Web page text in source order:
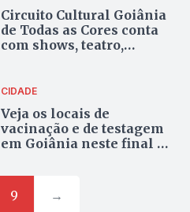
Circuito Cultural Goiânia
de Todas as Cores conta
com shows, teatro,
2022
CIDADE
Veja os locais de
vacinação e de testagem
em Goiânia neste final de
9 →